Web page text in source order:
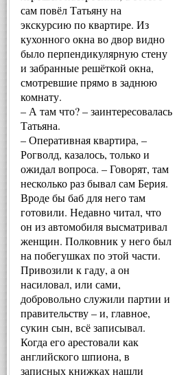
сам повёл Татьяну на
экскурсию по квартире. Из
кухонного окна во двор видно
было перпендикулярную стену
и забранные решёткой окна,
смотревшие прямо в заднюю
комнату.
– А там что? – заинтересовалась
Татьяна.
– Оперативная квартира, –
Рогволд, казалось, только и
ожидал вопроса. – Говорят, там
несколько раз бывал сам Берия.
Вроде бы баб для него там
готовили. Недавно читал, что
он из автомобиля высматривал
женщин. Полковник у него был
на побегушках по этой части.
Привозили к гаду, а он
насиловал, или сами,
добровольно служили партии и
правительству – и, главное,
сукин сын, всё записывал.
Когда его арестовали как
английского шпиона, в
записных книжках нашли